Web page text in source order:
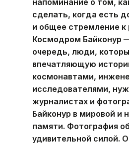
напоминание о том,
сделать, когда есть
и общее стремление к
Космодром Байконур
очередь, люди,
впечатляющую
космонавтами,
исследователями,
журналистах и
Байконур в мировой и
памяти. Фотография
удивительной силой.